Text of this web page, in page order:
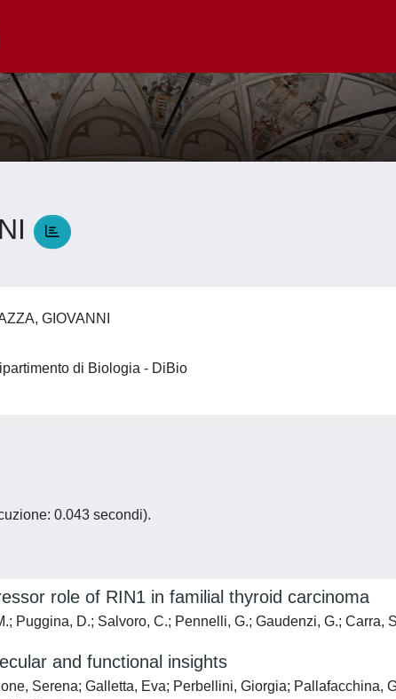
GIOVANNI
di Biologia - DiBio
0.043 secondi).
role of RIN1 in familial thyroid carcinoma
Puggina, D.; Salvoro, C.; Pennelli, G.; Gaudenzi, G.;
and functional insights
Serena; Galletta, Eva; Perbellini, Giorgia;